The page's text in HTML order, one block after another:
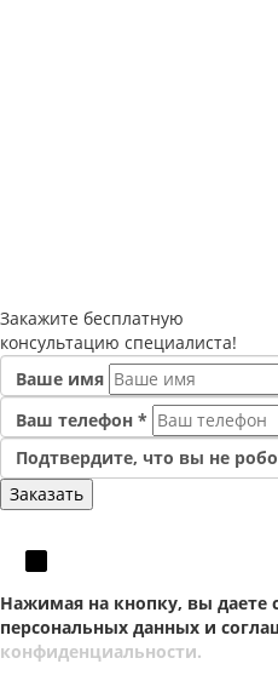
Закажите бесплатную
консультацию специалиста!
Ваше имя
Ваш телефон *
Подтвердите, что вы не
Нажимая на кнопку, вы даете
персональных данных и
конфиденциальности.